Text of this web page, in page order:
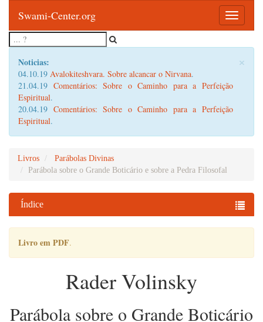
Toggle
Swami-Center.org
×
Noticias:
04.10.19 Avalokiteshvara. Sobre alcancar o Nirvana.
21.04.19 Comentários: Sobre o Caminho para a Perfeição
Espiritual.
20.04.19 Comentários: Sobre o Caminho para a Perfeição
Espiritual.
Livros
Parábolas Divinas
Parábola sobre o Grande Boticário e sobre a Pedra Filosofal
Índice
Livro em PDF.
Rader Volinsky
Parábola sobre o Grande Boticário